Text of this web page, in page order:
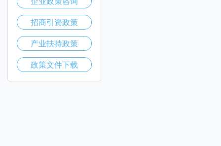
招商引资政策
产业扶持政策
政策文件下载